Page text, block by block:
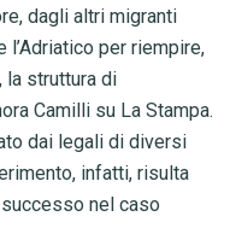
dagli altri migranti
per riempire,
la struttura di
Camilli su La Stampa.
dai legali di diversi
infatti, risulta
nel caso